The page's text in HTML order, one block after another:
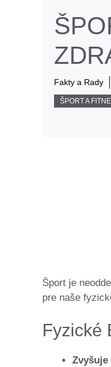
Fakty a Rady
ŠPORT A
Šport je
pre naše
Fyzické